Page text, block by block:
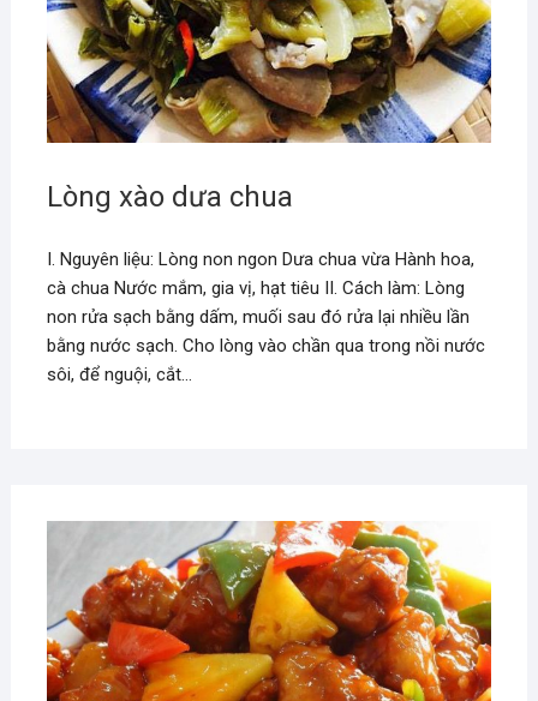
Lòng xào dưa chua
I. Nguyên liệu: Lòng non ngon Dưa chua vừa Hành hoa,
cà chua Nước mắm, gia vị, hạt tiêu II. Cách làm: Lòng
non rửa sạch bằng dấm, muối sau đó rửa lại nhiều lần
bằng nước sạch. Cho lòng vào chần qua trong nồi nước
sôi, để nguội, cắt…